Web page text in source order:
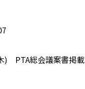
) PTA総会議案書掲載